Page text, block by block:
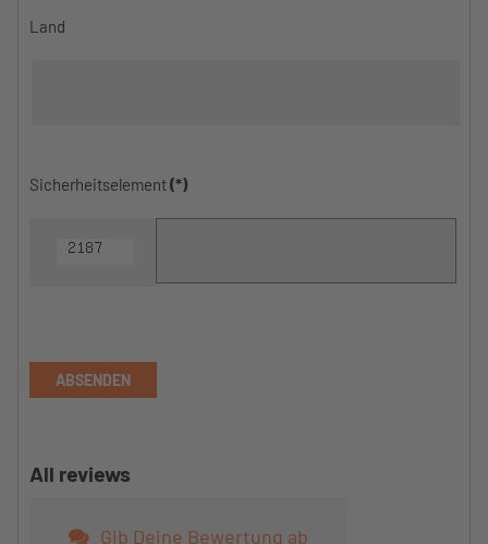
Land
Sicherheitselement(*)
ABSENDEN
All reviews
Gib Deine Bewertung ab